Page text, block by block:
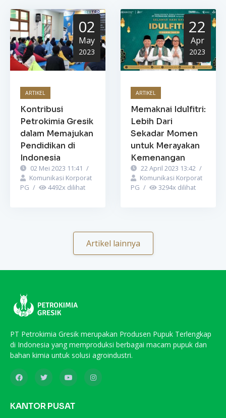
02
May
2023
ARTIKEL
Kontribusi
Petrokimia Gresik
dalam Memajukan
Pendidikan di
Indonesia
02 Mei 2023 11:41 /
Komunikasi Korporat
PG / 4492x dilihat
22
Apr
2023
ARTIKEL
Memaknai Idulfitri:
Lebih Dari
Sekadar Momen
untuk Merayakan
Kemenangan
22 April 2023 13:42 /
Komunikasi Korporat
PG / 3294x dilihat
Artikel lainnya
PT Petrokimia Gresik merupakan Produsen Pupuk Terlengkap
di Indonesia yang memproduksi berbagai macam pupuk dan
bahan kimia untuk solusi agroindustri.
KANTOR PUSAT